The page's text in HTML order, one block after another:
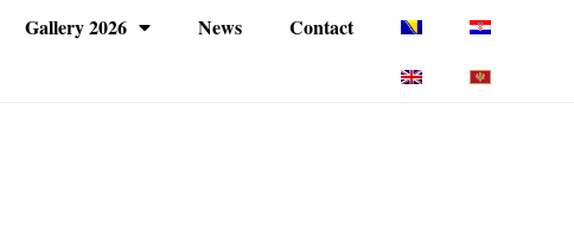
Gallery 2026 News Contact